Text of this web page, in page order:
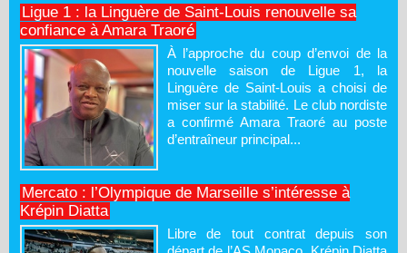
Ligue 1 : la Linguère de Saint-Louis renouvelle sa
confiance à Amara Traoré
À l’approche du coup d’envoi de la
nouvelle saison de Ligue 1, la
Linguère de Saint-Louis a choisi de
miser sur la stabilité. Le club nordiste
a confirmé Amara Traoré au poste
d’entraîneur principal...
Mercato : l’Olympique de Marseille s’intéresse à
Krépin Diatta
Libre de tout contrat depuis son